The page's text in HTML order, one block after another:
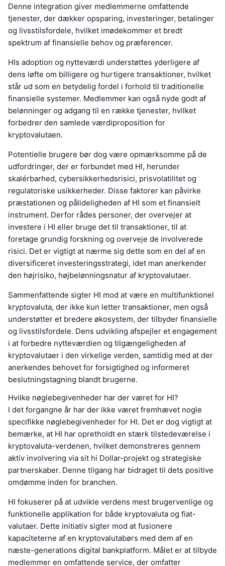
Denne integration giver medlemmerne omfattende
tjenester, der dækker opsparing, investeringer, betalinger
og livsstilsfordele, hvilket imødekommer et bredt
spektrum af finansielle behov og præferencer.
HIs adoption og nytteværdi understøttes yderligere af
dens løfte om billigere og hurtigere transaktioner, hvilket
står ud som en betydelig fordel i forhold til traditionelle
finansielle systemer. Medlemmer kan også nyde godt af
belønninger og adgang til en række tjenester, hvilket
forbedrer den samlede værdiproposition for
kryptovalutaen.
Potentielle brugere bør dog være opmærksomme på de
udfordringer, der er forbundet med HI, herunder
skalérbarhed, cybersikkerhedsrisici, prisvolatilitet og
regulatoriske usikkerheder. Disse faktorer kan påvirke
præstationen og pålideligheden af HI som et finansielt
instrument. Derfor rådes personer, der overvejer at
investere i HI eller bruge det til transaktioner, til at
foretage grundig forskning og overveje de involverede
risici. Det er vigtigt at nærme sig dette som en del af en
diversificeret investeringsstrategi, idet man anerkender
den højrisiko, højbelønningsnatur af kryptovalutaer.
Sammenfattende sigter HI mod at være en multifunktionel
kryptovaluta, der ikke kun letter transaktioner, men også
understøtter et bredere økosystem, der tilbyder finansielle
og livsstilsfordele. Dens udvikling afspejler et engagement
i at forbedre nytteværdien og tilgængeligheden af
kryptovalutaer i den virkelige verden, samtidig med at der
anerkendes behovet for forsigtighed og informeret
beslutningstagning blandt brugerne.
Hvilke nøglebegivenheder har der været for HI?
I det forgangne år har der ikke været fremhævet nogle
specifikke nøglebegivenheder for HI. Det er dog vigtigt at
bemærke, at HI har opretholdt en stærk tilstedeværelse i
kryptovaluta-verdenen, hvilket demonstreres gennem
aktiv involvering via sit hi Dollar-projekt og strategiske
partnerskaber. Denne tilgang har bidraget til dets positive
omdømme inden for branchen.
HI fokuserer på at udvikle verdens mest brugervenlige og
funktionelle applikation for både kryptovaluta og fiat-
valutaer. Dette initiativ sigter mod at fusionere
kapaciteterne af en kryptovalutabørs med dem af en
næste-generations digital bankplatform. Målet er at tilbyde
medlemmer en omfattende service, der omfatter